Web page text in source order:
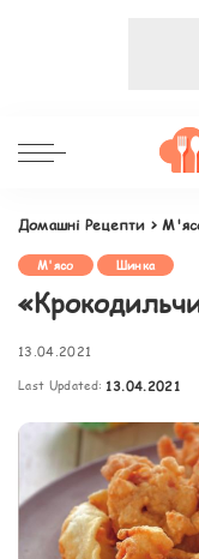
Домашні Рецепти >
М'ясо Шинка
13.04.2021
Last Updated: 13.04.2021